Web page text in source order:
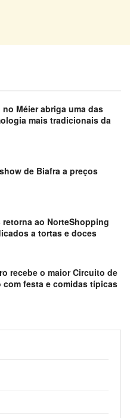
Méier abriga uma das
mais tradicionais da
de Biafra a preços
ao NorteShopping
a tortas e doces
recebe o maior Circuito de
festa e comidas típicas